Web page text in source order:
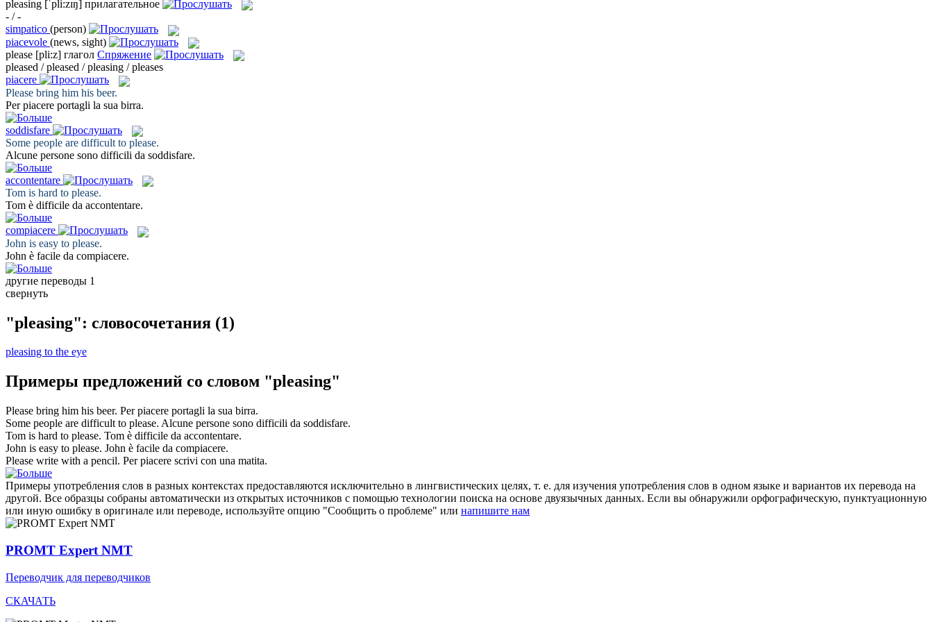
pleasing [ˈpli:zɪŋ] прилагательное
- / -
simpatico (person)
piacevole (news, sight)
please [pli:z] глагол Спряжение
pleased / pleased / pleasing / pleases
piacere
Please bring him his beer.
Perpiacere portagli la sua birra.
soddisfare
Some people are difficult to please.
Alcune persone sono difficili da soddisfare.
accontentare
Tom is hard to please.
Tom è difficile da accontentare.
compiacere
John is easy to please.
John è facile da compiacere.
другие переводы 1
свернуть
"pleasing": словосочетания (1)
pleasing to the eye
Примеры предложений со словом "pleasing"
Please bring him his beer. Perpiacere portagli la sua birra.
Some people are difficult to please. Alcune persone sono difficili da soddisfare.
Tom is hard to please. Tom è difficile da accontentare.
John is easy to please. John è facile da compiacere.
Please write with a pencil. Perpiacere scrivi con una matita.
Примеры употребления слов в разных контекстах предоставляются исключительно в лингвистических целях, т. е. для изучения употребления слов в одном языке и вариантов их перевода на
другой. Все образцы собраны автоматически из открытых источников с помощью технологии поиска на основе двуязычных данных. Если вы обнаружили орфографическую, пунктуационную
или иную ошибку в оригинале или переводе, используйте опцию "Сообщить о проблеме" или напишите нам
PROMT Expert NMT
Переводчик для переводчиков
СКАЧАТЬ